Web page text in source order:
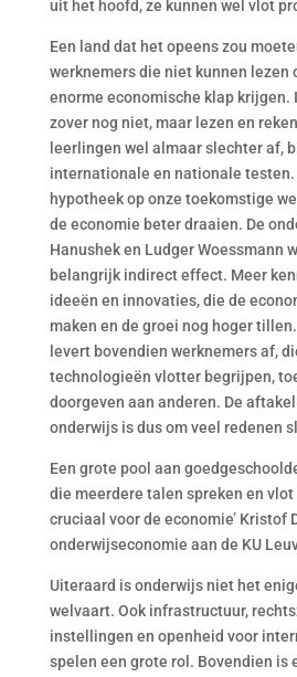
uit het hoofd, ze kunnen wel vlot
Een land dat het opeens zou
werknemers die niet kunnen lezen
enorme economische klap krijgen.
zover nog niet, maar lezen en
leerlingen wel almaar slechter af,
internationale en nationale testen.
hypotheek op onze toekomstige
de economie beter draaien. De
Hanushek en Ludger Woessmann
belangrijk indirect effect. Meer
ideeën en innovaties, die de
maken en de groei nog hoger
levert bovendien werknemers af,
technologieën vlotter begrijpen,
doorgeven aan anderen. De
onderwijs is dus om veel redenen
Een grote pool aan
die meerdere talen spreken en
cruciaal voor de economie’ Kristof
onderwijseconomie aan de KU
Uiteraard is onderwijs niet het
welvaart. Ook infrastructuur,
instellingen en openheid voor
spelen een grote rol. Bovendien is